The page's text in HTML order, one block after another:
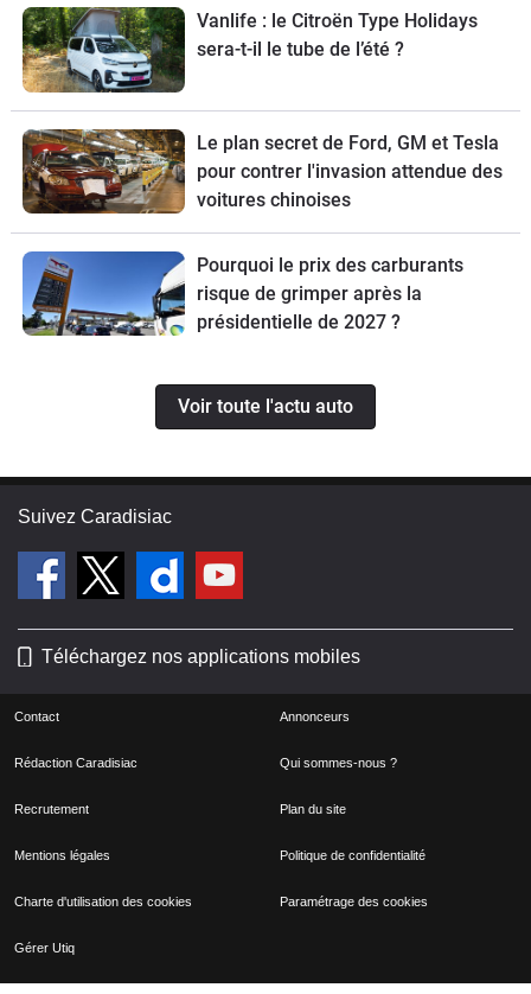
70 exemplaires.
Vanlife : le Citroën Type Holidays
sera-t-il le tube de l’été ?
Le plan secret de Ford, GM et Tesla
pour contrer l'invasion attendue des
voitures chinoises
Pourquoi le prix des carburants
risque de grimper après la
présidentielle de 2027 ?
Voir toute l'actu auto
Suivez Caradisiac
Téléchargez nos applications mobiles
Contact Annonceurs
Rédaction Caradisiac Qui sommes-nous ?
Recrutement Plan du site
Mentions légales Politique de confidentialité
Charte d'utilisation des cookies Paramétrage des cookies
Gérer Utiq